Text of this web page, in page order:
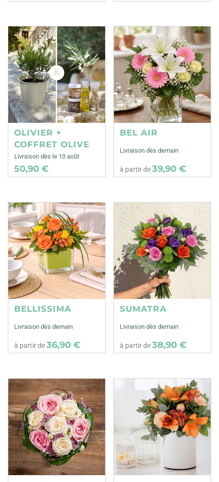
OLIVIER +
COFFRET OLIVE
Livraison dès le 10 août
50,90 €
BEL AIR
Livraison dès demain
à partir de39,90 €
BELLISSIMA
Livraison dès demain
à partir de36,90 €
SUMATRA
Livraison dès demain
à partir de38,90 €